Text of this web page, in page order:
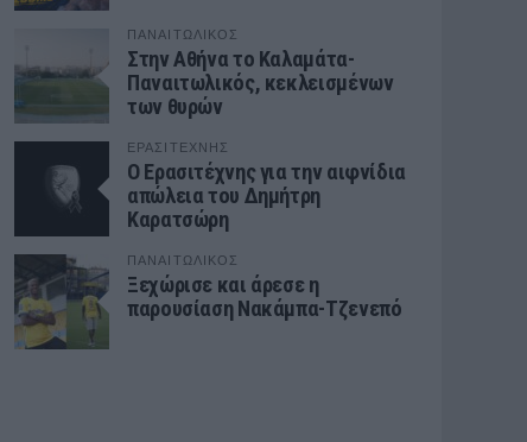
ΠΑΝΑΙΤΩΛΙΚΟΣ
Στην Αθήνα το Καλαμάτα-
Παναιτωλικός, κεκλεισμένων
των θυρών
ΕΡΑΣΙΤΕΧΝΗΣ
Ο Ερασιτέχνης για την αιφνίδια
απώλεια του Δημήτρη
Καρατσώρη
ΠΑΝΑΙΤΩΛΙΚΟΣ
Ξεχώρισε και άρεσε η
παρουσίαση Νακάμπα-Τζενεπό